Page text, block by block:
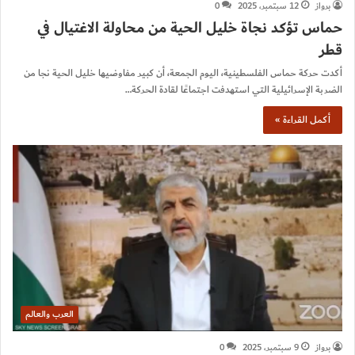
برواز 12 سبتمبر، 2025 0
حماس تؤكد نجاة خليل الحية من محاولة الاغتيال في
قطر
أكدت حركة حماس الفلسطينية، اليوم الجمعة، أن كبير مفاوضيها خليل الحية نجا من
الضربة الإسرائيلية التي استهدفت اجتماعًا لقادة الحركة…
أكمل القراءة »
العرب والعالم
برواز
9 سبتمبر، 2025 0